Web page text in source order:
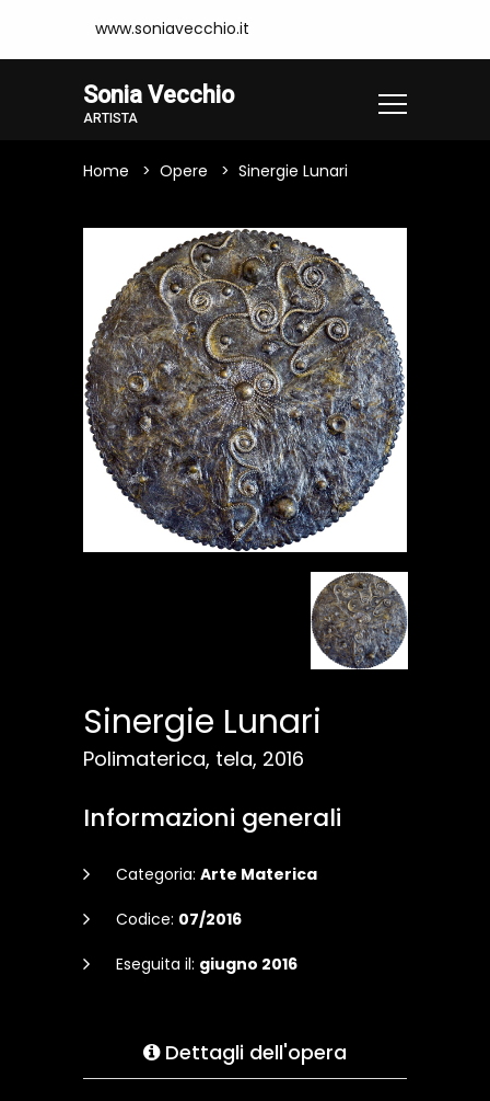
www.soniavecchio.it
Sonia Vecchio
ARTISTA
Home Opere Sinergie Lunari
Sinergie Lunari
Polimaterica, tela, 2016
Informazioni generali
Categoria: Arte Materica
Codice: 07/2016
Eseguita il: giugno 2016
Dettagli dell'opera